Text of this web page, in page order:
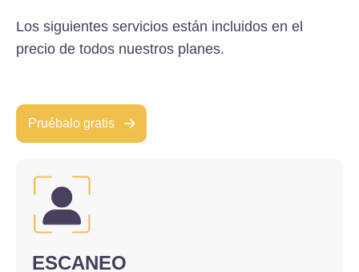
Los siguientes servicios están incluidos en el
precio de todos nuestros planes.
Pruébalo gratis
ESCANEO